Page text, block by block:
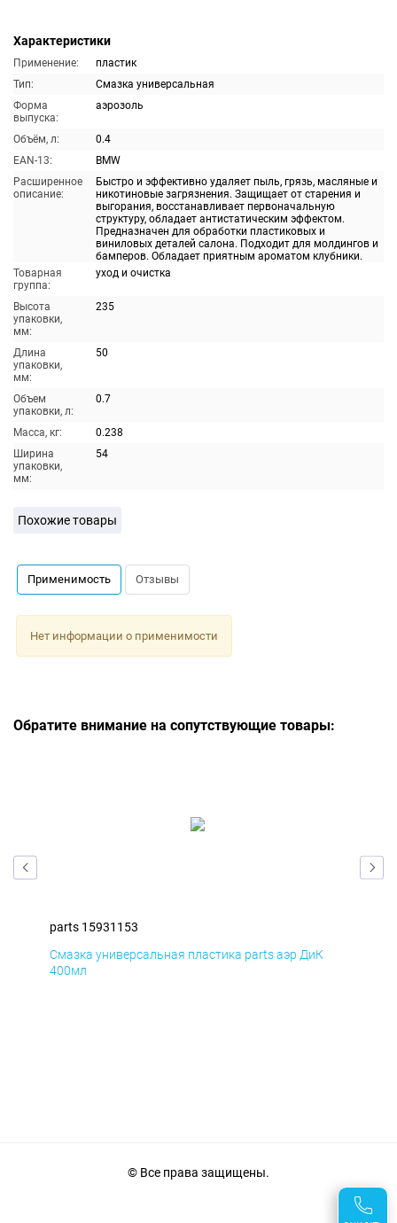
Характеристики
Применение:
пластик
Тип:
Смазка универсальная
Форма
выпуска:
аэрозоль
Объём, л:
0.4
EAN-13:
BMW
Расширенное
описание:
Быстро и эффективно удаляет пыль, грязь, масляные и
никотиновые загрязнения. Защищает от старения и
выгорания, восстанавливает первоначальную
структуру, обладает антистатическим эффектом.
Предназначен для обработки пластиковых и
виниловых деталей салона. Подходит для молдингов и
бамперов. Обладает приятным ароматом клубники.
Товарная
группа:
уход и очистка
Высота
упаковки,
мм:
235
Длина
упаковки,
мм:
50
Объем
упаковки, л:
0.7
Масса, кг:
0.238
Ширина
упаковки,
мм:
54
Похожие товары
Применимость Отзывы
Нет информации о применимости
Обратите внимание на сопутствующие товары:
parts 15931153
Смазка универсальная пластика parts аэр ДиК
400мл
© Все права защищены.